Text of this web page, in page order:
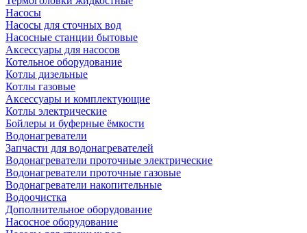
Насосы
Насосы для сточных вод
Насосные станции бытовые
Аксессуары для насосов
Котельное оборудование
Котлы дизельные
Котлы газовые
Аксессуары и комплектующие
Котлы электрические
Бойлеры и буферные ёмкости
Водонагреватели
Запчасти для водонагревателей
Водонагреватели проточные электрические
Водонагреватели проточные газовые
Водонагреватели накопительные
Водоочистка
Дополнительное оборудование
Насосное оборудование